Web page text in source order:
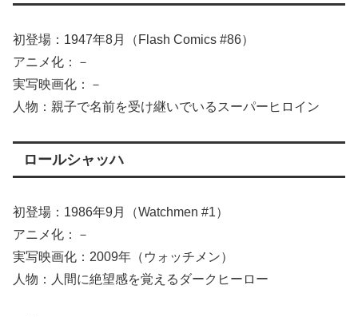
初登場：1947年8月（Flash Comics #86）
アニメ化：－
実写映画化：－
人物：親子で名前を受け継いでいるスーパーヒロイン
ロールシャッハ
初登場：1986年9月（Watchmen #1）
アニメ化：－
実写映画化：2009年（ウォッチメン）
人物：人間に絶望感を覚えるダークヒーロー